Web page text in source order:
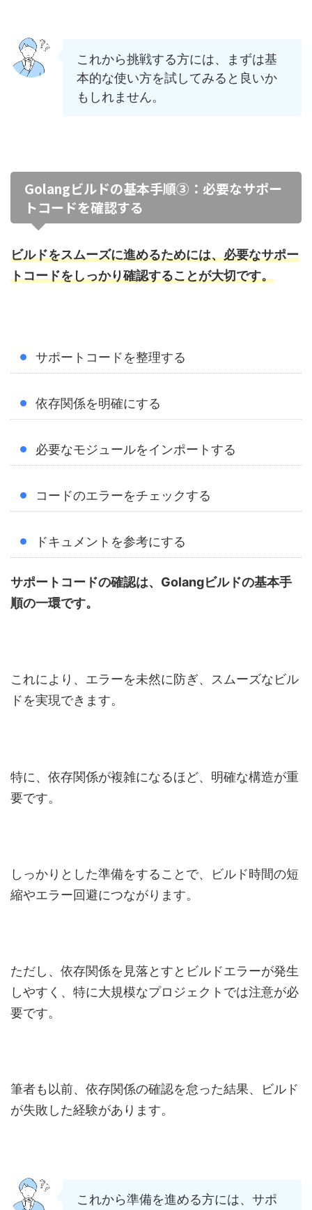
これから挑戦する方には、まずは基
本的な使い方を試してみると良いか
もしれません。
Golangビルドの基本手順③：必要なサポー
トコードを確認する
ビルドをスムーズに進めるためには、必要なサポー
トコードをしっかり確認することが大切です。
サポートコードを整理する
依存関係を明確にする
必要なモジュールをインポートする
コードのエラーをチェックする
ドキュメントを参考にする
サポートコードの確認は、Golangビルドの基本手
順の一環です。
これにより、エラーを未然に防ぎ、スムーズなビル
ドを実現できます。
特に、依存関係が複雑になるほど、明確な構造が重
要です。
しっかりとした準備をすることで、ビルド時間の短
縮やエラー回避につながります。
ただし、依存関係を見落とすとビルドエラーが発生
しやすく、特に大規模なプロジェクトでは注意が必
要です。
筆者も以前、依存関係の確認を怠った結果、ビルド
が失敗した経験があります。
これから準備を進める方には、サポ